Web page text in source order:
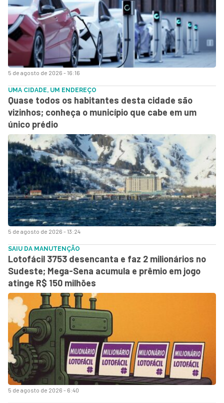
5 de agosto de 2026 - 16:16
5 de agosto de 2026 - 13:24
UMA CIDADE, UM ENDEREÇO
Quase todos os habitantes desta cidade são
vizinhos; conheça o município que cabe em um
único prédio
5 de agosto de 2026 - 6:40
SAIU DA MANUTENÇÃO
Lotofácil 3753 desencanta e faz 2 milionários no
Sudeste; Mega-Sena acumula e prêmio em jogo
atinge R$ 150 milhões